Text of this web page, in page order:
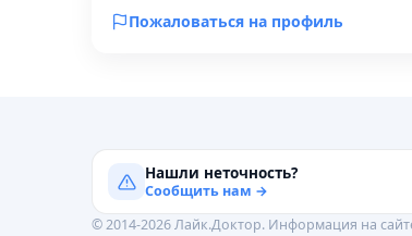
Пожаловаться на профиль
Нашли неточность?
Сообщить нам →
© 2014-2026 Лайк.Доктор. Информация на